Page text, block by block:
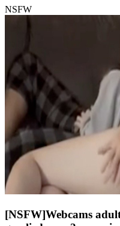
NSFW
[NSFW]Webcams